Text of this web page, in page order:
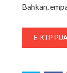
Bahkan,
E-KTP